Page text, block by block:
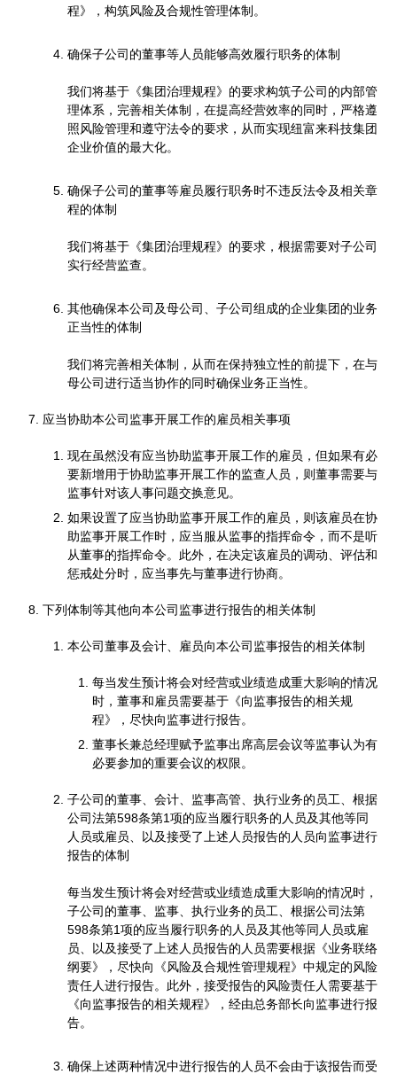
程》，构筑风险及合规性管理体制。
确保子公司的董事等人员能够高效履行职务的体制
我们将基于《集团治理规程》的要求构筑子公司的内部管
理体系，完善相关体制，在提高经营效率的同时，严格遵
照风险管理和遵守法令的要求，从而实现纽富来科技集团
企业价值的最大化。
确保子公司的董事等雇员履行职务时不违反法令及相关章
程的体制
我们将基于《集团治理规程》的要求，根据需要对子公司
实行经营监查。
其他确保本公司及母公司、子公司组成的企业集团的业务
正当性的体制
我们将完善相关体制，从而在保持独立性的前提下，在与
母公司进行适当协作的同时确保业务正当性。
应当协助本公司监事开展工作的雇员相关事项
现在虽然没有应当协助监事开展工作的雇员，但如果有必
要新增用于协助监事开展工作的监查人员，则董事需要与
监事针对该人事问题交换意见。
如果设置了应当协助监事开展工作的雇员，则该雇员在协
助监事开展工作时，应当服从监事的指挥命令，而不是听
从董事的指挥命令。此外，在决定该雇员的调动、评估和
惩戒处分时，应当事先与董事进行协商。
下列体制等其他向本公司监事进行报告的相关体制
本公司董事及会计、雇员向本公司监事报告的相关体制
每当发生预计将会对经营或业绩造成重大影响的情况
时，董事和雇员需要基于《向监事报告的相关规
程》，尽快向监事进行报告。
董事长兼总经理赋予监事出席高层会议等监事认为有
必要参加的重要会议的权限。
子公司的董事、会计、监事高管、执行业务的员工、根据
公司法第598条第1项的应当履行职务的人员及其他等同
人员或雇员、以及接受了上述人员报告的人员向监事进行
报告的体制
每当发生预计将会对经营或业绩造成重大影响的情况时，
子公司的董事、监事、执行业务的员工、根据公司法第
598条第1项的应当履行职务的人员及其他等同人员或雇
员、以及接受了上述人员报告的人员需要根据《业务联络
纲要》，尽快向《风险及合规性管理规程》中规定的风险
责任人进行报告。此外，接受报告的风险责任人需要基于
《向监事报告的相关规程》，经由总务部长向监事进行报
告。
确保上述两种情况中进行报告的人员不会由于该报告而受